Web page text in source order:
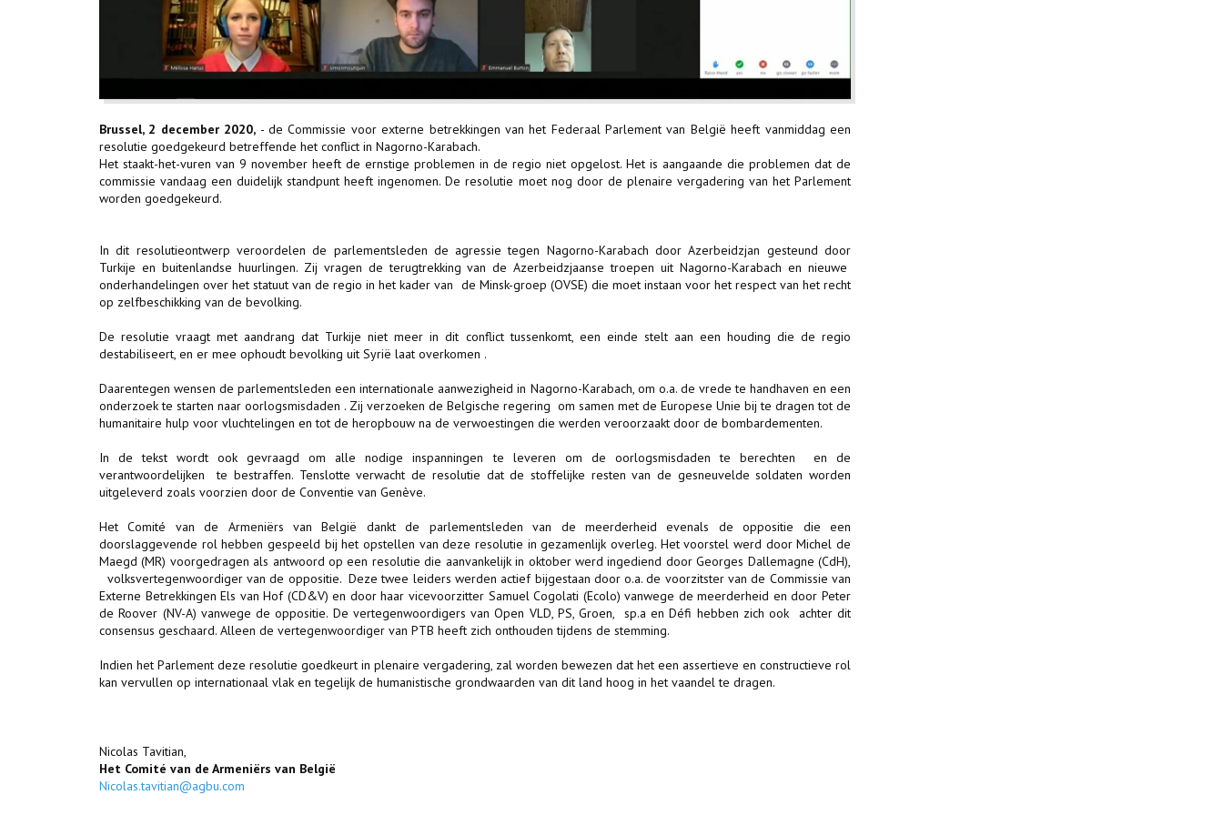
Brussel, 2 december 2020, - de Commissie voor externe betrekkingen van het Federaal Parlement van België heeft vanmiddag een
resolutie goedgekeurd betreffende het conflict in Nagorno-Karabach.
Het staakt-het-vuren van 9 november heeft de ernstige problemen in de regio niet opgelost. Het is aangaande die problemen dat de
commissie vandaag een duidelijk standpunt heeft ingenomen. De resolutie moet nog door de plenaire vergadering van het Parlement
worden goedgekeurd.
In dit resolutieontwerp veroordelen de parlementsleden de agressie tegen Nagorno-Karabach door Azerbeidzjan gesteund door
Turkije en buitenlandse huurlingen. Zij vragen de terugtrekking van de Azerbeidzjaanse troepen uit Nagorno-Karabach en nieuwe
onderhandelingen over het statuut van de regio in het kader van de Minsk-groep (OVSE) die moet instaan voor het respect van het recht
op zelfbeschikking van de bevolking.
De resolutie vraagt met aandrang dat Turkije niet meer in dit conflict tussenkomt, een einde stelt aan een houding die de regio
destabiliseert, en er mee ophoudt bevolking uit Syrië laat overkomen .
Daarentegen wensen de parlementsleden een internationale aanwezigheid in Nagorno-Karabach, om o.a. de vrede te handhaven en een
onderzoek te starten naar oorlogsmisdaden . Zij verzoeken de Belgische regering om samen met de Europese Unie bij te dragen tot de
humanitaire hulp voor vluchtelingen en tot de heropbouw na de verwoestingen die werden veroorzaakt door de bombardementen.
In de tekst wordt ook gevraagd om alle nodige inspanningen te leveren om de oorlogsmisdaden te berechten en de
verantwoordelijken te bestraffen. Tenslotte verwacht de resolutie dat de stoffelijke resten van de gesneuvelde soldaten worden
uitgeleverd zoals voorzien door de Conventie van Genève.
Het Comité van de Armeniërs van België dankt de parlementsleden van de meerderheid evenals de oppositie die een
doorslaggevende rol hebben gespeeld bij het opstellen van deze resolutie in gezamenlijk overleg. Het voorstel werd door Michel de
Maegd (MR) voorgedragen als antwoord op een resolutie die aanvankelijk in oktober werd ingediend door Georges Dallemagne (CdH),
volksvertegenwoordiger van de oppositie. Deze twee leiders werden actief bijgestaan door o.a. de voorzitster van de Commissie van
Externe Betrekkingen Els van Hof (CD&V) en door haar vicevoorzitter Samuel Cogolati (Ecolo) vanwege de meerderheid en door Peter
de Roover (NV-A) vanwege de oppositie. De vertegenwoordigers van Open VLD, PS, Groen, sp.a en Défi hebben zich ook achter dit
consensus geschaard. Alleen de vertegenwoordiger van PTB heeft zich onthouden tijdens de stemming.
Indien het Parlement deze resolutie goedkeurt in plenaire vergadering, zal worden bewezen dat het een assertieve en constructieve rol
kan vervullen op internationaal vlak en tegelijk de humanistische grondwaarden van dit land hoog in het vaandel te dragen.
Nicolas Tavitian,
Het Comité van de Armeniërs van België
Nicolas.tavitian@agbu.com